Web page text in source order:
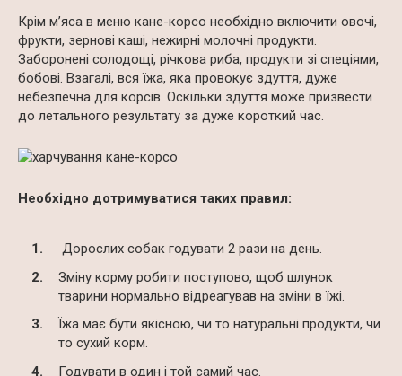
Крім м’яса в меню кане-корсо необхідно включити овочі,
фрукти, зернові каші, нежирні молочні продукти.
Заборонені солодощі, річкова риба, продукти зі спеціями,
бобові. Взагалі, вся їжа, яка провокує здуття, дуже
небезпечна для корсів. Оскільки здуття може призвести
до летального результату за дуже короткий час.
Необхідно дотримуватися таких правил:
Дорослих собак годувати 2 рази на день.
Зміну корму робити поступово, щоб шлунок
тварини нормально відреагував на зміни в їжі.
Їжа має бути якісною, чи то натуральні продукти, чи
то сухий корм.
Годувати в один і той самий час.